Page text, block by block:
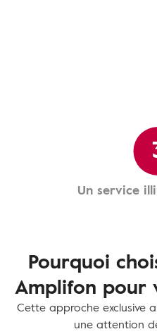
Un service
Pourquoi
Amplifon pour
Cette approche exclusive
une attention